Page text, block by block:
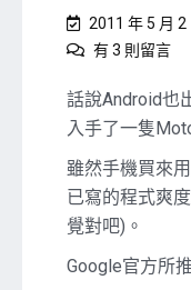
2011 年 5 月 2
在
你
的
eclipse
更
好
用，
幫
的
有 3 則留言
話說Android也
入手了一隻
雖然手機買來
已寫的程式爽
覺對吧)。
Google官方所